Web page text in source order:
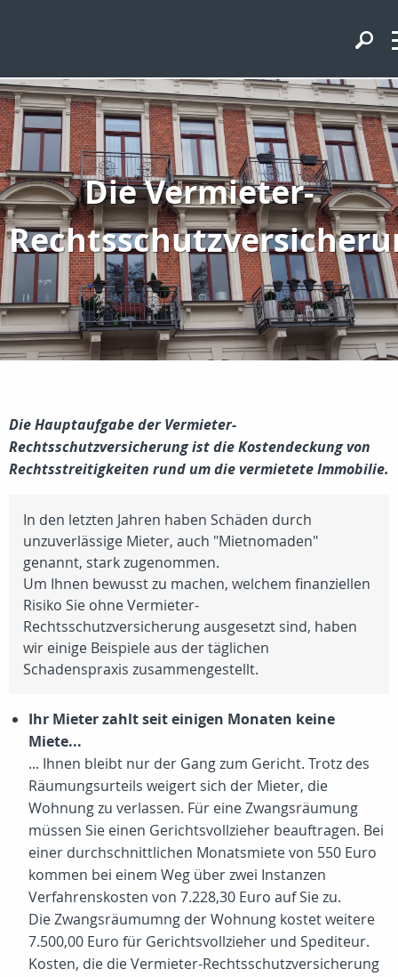
Die Vermieter-
Die Hauptaufgabe der Vermieter-
Rechtsschutzversicherung ist die Kostendeckung von
Rechtsstreitigkeiten rund um die vermietete Immobilie.
In den letzten Jahren haben Schäden durch
unzuverlässige Mieter, auch "Mietnomaden"
genannt, stark zugenommen.
Um Ihnen bewusst zu machen, welchem finanziellen
Risiko Sie ohne Vermieter-
Rechtsschutzversicherung ausgesetzt sind, haben
wir einige Beispiele aus der täglichen
Schadenspraxis zusammengestellt.
Ihr Mieter zahlt seit einigen Monaten keine
Miete...
... Ihnen bleibt nur der Gang zum Gericht. Trotz des
Räumungsurteils weigert sich der Mieter, die
Wohnung zu verlassen. Für eine Zwangsräumung
müssen Sie einen Gerichtsvollzieher beauftragen. Bei
einer durchschnittlichen Monatsmiete von 550 Euro
kommen bei einem Weg über zwei Instanzen
Verfahrenskosten von 7.228,30 Euro auf Sie zu.
Die Zwangsräumumng der Wohnung kostet weitere
7.500,00 Euro für Gerichtsvollzieher und Spediteur.
Kosten, die die Vermieter-Rechtsschutzversicherung